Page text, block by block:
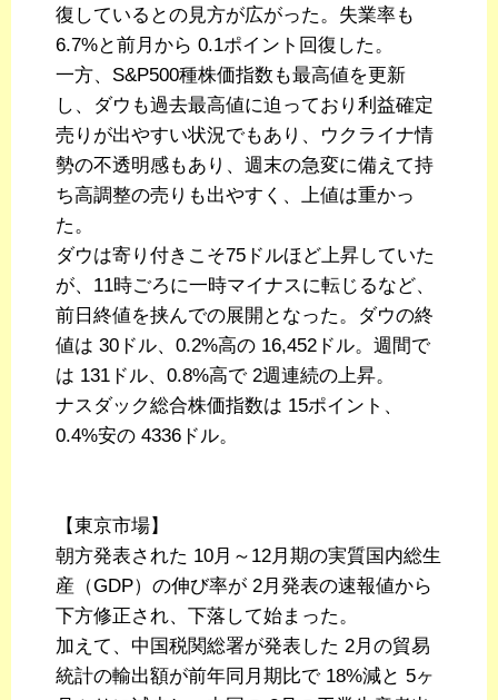
復しているとの見方が広がった。失業率も
6.7%と前月から 0.1ポイント回復した。
一方、S&P500種株価指数も最高値を更新
し、ダウも過去最高値に迫っており利益確定
売りが出やすい状況でもあり、ウクライナ情
勢の不透明感もあり、週末の急変に備えて持
ち高調整の売りも出やすく、上値は重かっ
た。
ダウは寄り付きこそ75ドルほど上昇していた
が、11時ごろに一時マイナスに転じるなど、
前日終値を挟んでの展開となった。ダウの終
値は 30ドル、0.2%高の 16,452ドル。週間で
は 131ドル、0.8%高で 2週連続の上昇。
ナスダック総合株価指数は 15ポイント、
0.4%安の 4336ドル。
【東京市場】
朝方発表された 10月～12月期の実質国内総生
産（GDP）の伸び率が 2月発表の速報値から
下方修正され、下落して始まった。
加えて、中国税関総署が発表した 2月の貿易
統計の輸出額が前年同月期比で 18%減と 5ヶ